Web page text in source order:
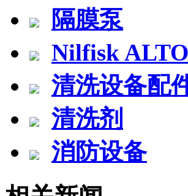
隔膜泵
Nilfisk
清洗设备配
清洗剂
消防设备